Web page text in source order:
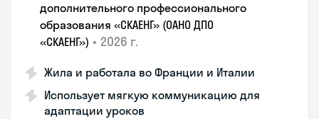
дополнительного профессионального
образования «СКАЕНГ» (ОАНО ДПО
«СКАЕНГ») • 2026 г.
Жила и работала во Франции и Италии
Использует мягкую коммуникацию для
адаптации уроков